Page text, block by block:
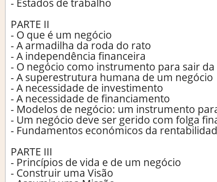
- Estados de trabalho
PARTE II
- O que é um negócio
- A armadilha da roda do rato
- A independência financeira
- O negócio como instrumento para sair
- A superestrutura humana de um negócio
- A necessidade de investimento
- A necessidade de financiamento
- Modelos de negócio: um instrumento
- Um negócio deve ser gerido com folga
- Fundamentos económicos da
PARTE III
- Princípios de vida e de um negócio
- Construir uma Visão